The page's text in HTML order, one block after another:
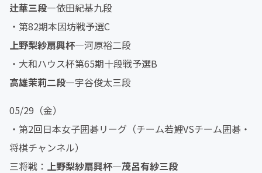
辻華三段―依田紀基九段
・第82期本因坊戦予選C
上野梨紗扇興杯―河原裕二段
・大和ハウス杯第65期十段戦予選B
高雄茉莉二段―宇谷俊太三段
05/29（金）
・第2回日本女子囲碁リーグ（チーム若鯉VSチーム囲碁・
将棋チャンネル）
三将戦： 上野梨紗扇興杯―茂呂有紗三段